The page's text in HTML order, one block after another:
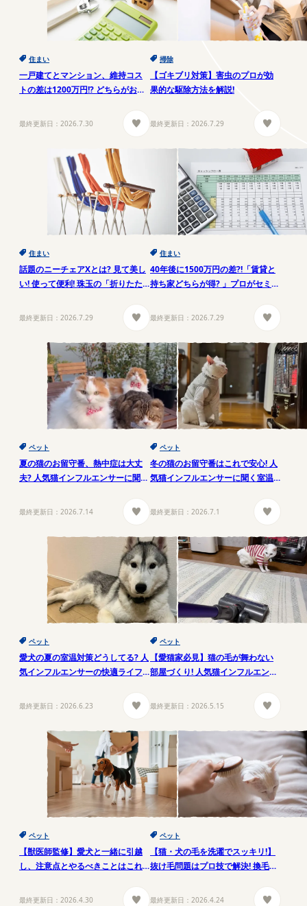
住まい
一戸建てとマンション、維持コス
トの差は1200万円!? どちらがお得
最終更新日： 2026.7.30
掃除
【ゴキブリ対策】害虫のプロが効
果的な駆除方法を解説!
最終更新日： 2026.7.29
住まい
話題のニーチェアXとは? 見て美し
い! 使って便利! 珠玉の「折りたた
最終更新日： 2026.7.29
住まい
40年後に1500万円の差?!「賃貸と
持ち家どちらが得? 」プロがセミナ
最終更新日： 2026.7.29
ペット
夏の猫のお留守番、熱中症は大丈
夫? 人気猫インフルエンサーに聞く
最終更新日： 2026.7.14
ペット
冬の猫のお留守番はこれで安心! 人
気猫インフルエンサーに聞く室温
最終更新日： 2026.7.1
ペット
愛犬の夏の室温対策どうしてる? 人
気インフルエンサーの快適ライフ
最終更新日： 2026.6.23
ペット
【愛猫家必見】猫の毛が舞わない
部屋づくり! 人気猫インフルエンサ
最終更新日： 2026.5.15
ペット
【獣医師監修】愛犬と一緒に引越
し、注意点とやるべきことはこれ!
最終更新日： 2026.4.30
ペット
【猫・犬の毛を洗濯でスッキリ!】
抜け毛問題はプロ技で解決! 換毛期
最終更新日： 2026.4.24